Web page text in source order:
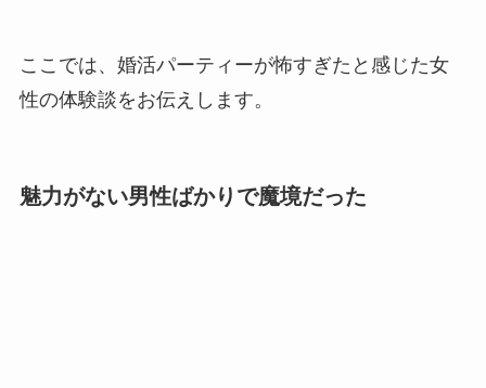
ここでは、婚活パーティーが怖すぎたと感じた女
性の体験談をお伝えします。
魅力がない男性ばかりで魔境だった